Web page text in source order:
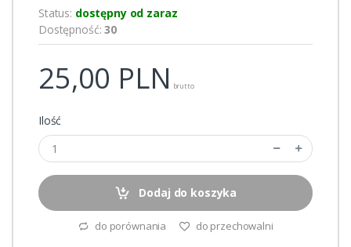
Status: dostępny od zaraz
Dostępność:30
25,00 PLN brutto
Ilość
Dodaj do koszyka
do porównania do przechowalni